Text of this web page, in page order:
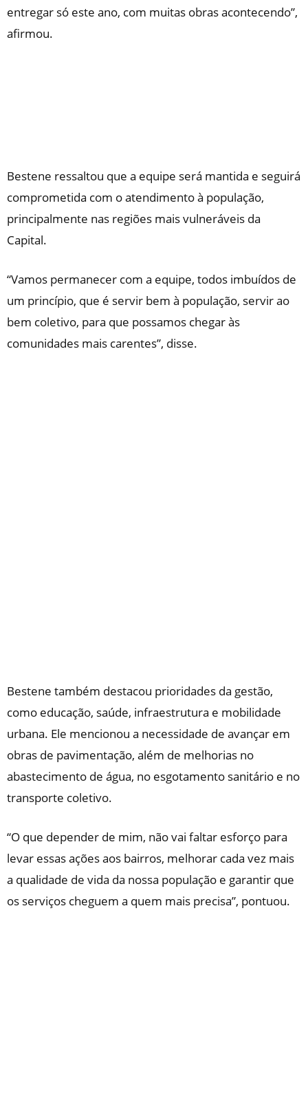
entregar só este ano, com muitas obras acontecendo”,
afirmou.
Bestene ressaltou que a equipe será mantida e seguirá
comprometida com o atendimento à população,
principalmente nas regiões mais vulneráveis da
Capital.
“Vamos permanecer com a equipe, todos imbuídos de
um princípio, que é servir bem à população, servir ao
bem coletivo, para que possamos chegar às
comunidades mais carentes”, disse.
Bestene também destacou prioridades da gestão,
como educação, saúde, infraestrutura e mobilidade
urbana. Ele mencionou a necessidade de avançar em
obras de pavimentação, além de melhorias no
abastecimento de água, no esgotamento sanitário e no
transporte coletivo.
“O que depender de mim, não vai faltar esforço para
levar essas ações aos bairros, melhorar cada vez mais
a qualidade de vida da nossa população e garantir que
os serviços cheguem a quem mais precisa”, pontuou.